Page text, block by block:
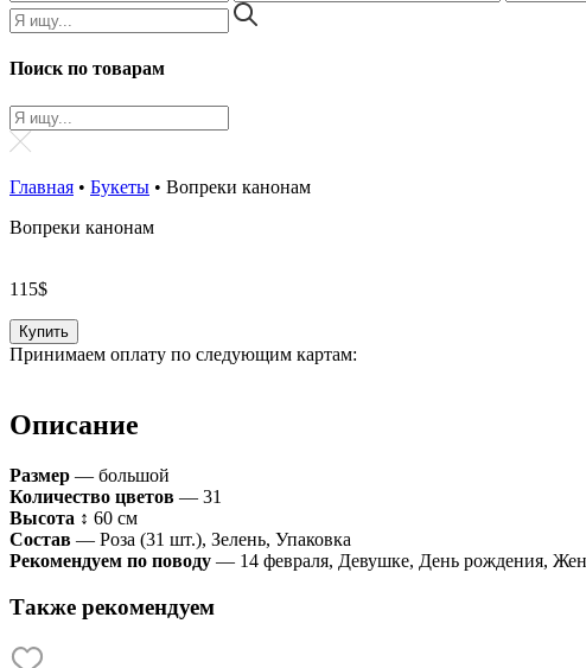
Поиск по товарам
Главная • Букеты • Вопреки канонам
Вопреки канонам
115$
Купить
Принимаем оплату по следующим картам:
Описание
Размер — большой
Количество цветов — 31
Высота ↕ 60 см
Состав — Роза (31 шт.), Зелень, Упаковка
Рекомендуем по поводу — 14 февраля, Девушке, День рождения,
Также рекомендуем